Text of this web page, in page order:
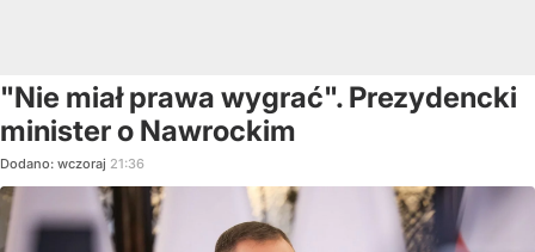
"Nie miał prawa wygrać". Prezydencki
minister o Nawrockim
Dodano: wczoraj 21:36